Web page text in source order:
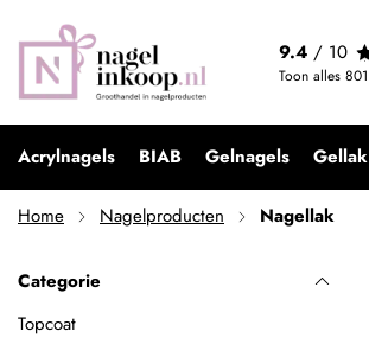
9.4 / 10
Toon alles 801
Acrylnagels BIAB Gelnagels Gellak
Home Nagelproducten Nagellak
Categorie
Topcoat